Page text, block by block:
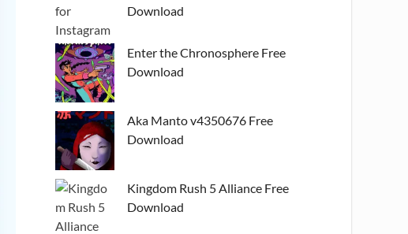
Download
Enter the Chronosphere Free
Download
Aka Manto v4350676 Free
Download
Kingdom Rush 5 Alliance Free
Download